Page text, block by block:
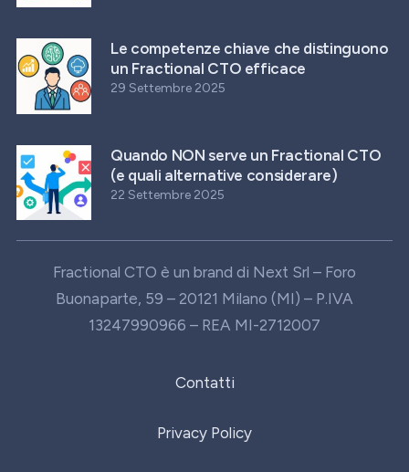
Le competenze chiave che distinguono
un Fractional CTO efficace
29 Settembre 2025
Quando NON serve un Fractional CTO
(e quali alternative considerare)
22 Settembre 2025
Fractional CTO è un brand di Next Srl – Foro
Buonaparte, 59 – 20121 Milano (MI) – P.IVA
13247990966 – REA MI-2712007
Contatti
Privacy Policy